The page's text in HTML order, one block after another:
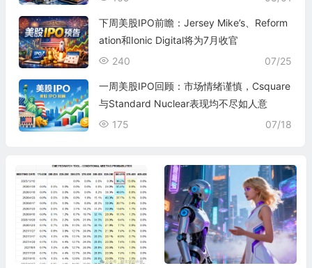
下周美股IPO前瞻：Jersey Mike’s、Reform
ation和Ionic Digital将为7月收官
07/25
240
一周美股IPO回顾：市场情绪谨慎，Csquare
与Standard Nuclear表现均不尽如人意
07/18
175